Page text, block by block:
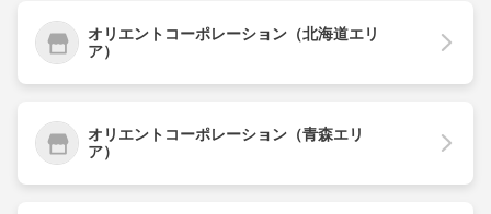
オリエントコーポレーション（北海道エリ
ア）
オリエントコーポレーション（青森エリ
ア）